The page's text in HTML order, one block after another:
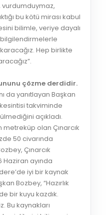
vurdumduymaz,
bu kötü mirası kabul
bilimle, veriye dayalı
Hep birlikte
çözme derdidir.
da yanıtlayan Başkan
takviminde
açıkladı.
olan Çınarcık
50 civarında
Çınarcık
Haziran ayında
iyi bir kaynak
Bozbey, “Hazırlık
bir kuyu kazdık.
Bu kaynakları